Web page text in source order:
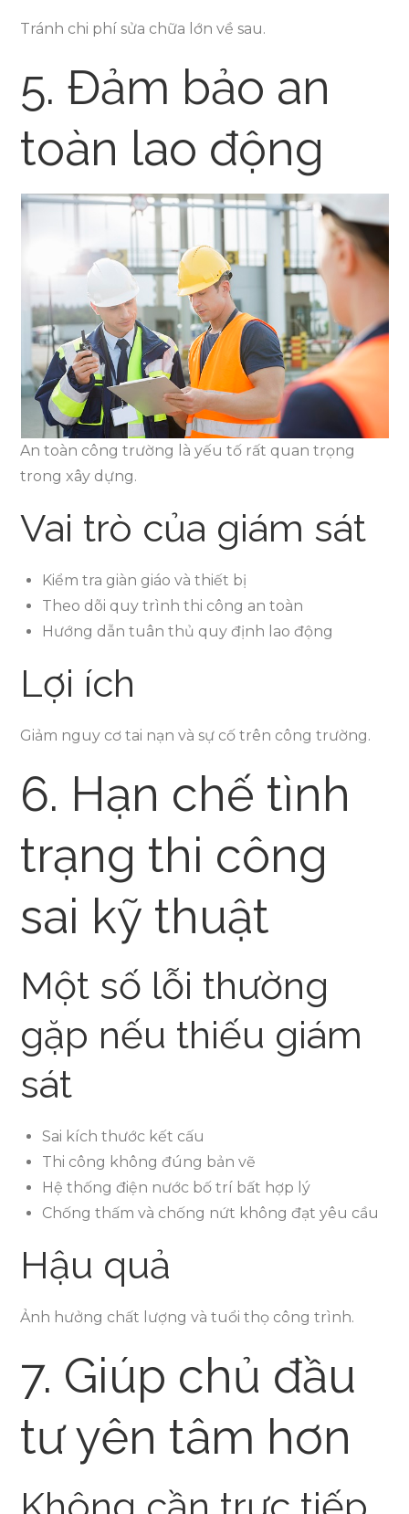
Tránh chi phí sửa chữa lớn về sau.
5. Đảm bảo an
toàn lao động
An toàn công trường là yếu tố rất quan trọng
trong xây dựng.
Vai trò của giám sát
Kiểm tra giàn giáo và thiết bị
Theo dõi quy trình thi công an toàn
Hướng dẫn tuân thủ quy định lao động
Lợi ích
Giảm nguy cơ tai nạn và sự cố trên công trường.
6. Hạn chế tình
trạng thi công
sai kỹ thuật
Một số lỗi thường
gặp nếu thiếu giám
sát
Sai kích thước kết cấu
Thi công không đúng bản vẽ
Hệ thống điện nước bố trí bất hợp lý
Chống thấm và chống nứt không đạt yêu cầu
Hậu quả
Ảnh hưởng chất lượng và tuổi thọ công trình.
7. Giúp chủ đầu
tư yên tâm hơn